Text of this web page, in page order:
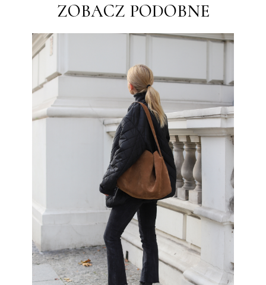
ZOBACZ PODOBNE